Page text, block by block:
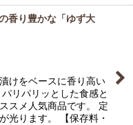
香り豊かな「ゆず大
けをベースに香り高い
リパリッとした食感と
スメ人気商品です。 定
光ります。 【保存料・